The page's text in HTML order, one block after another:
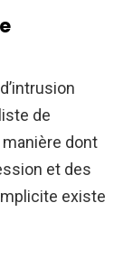
de
dont
et des
existe